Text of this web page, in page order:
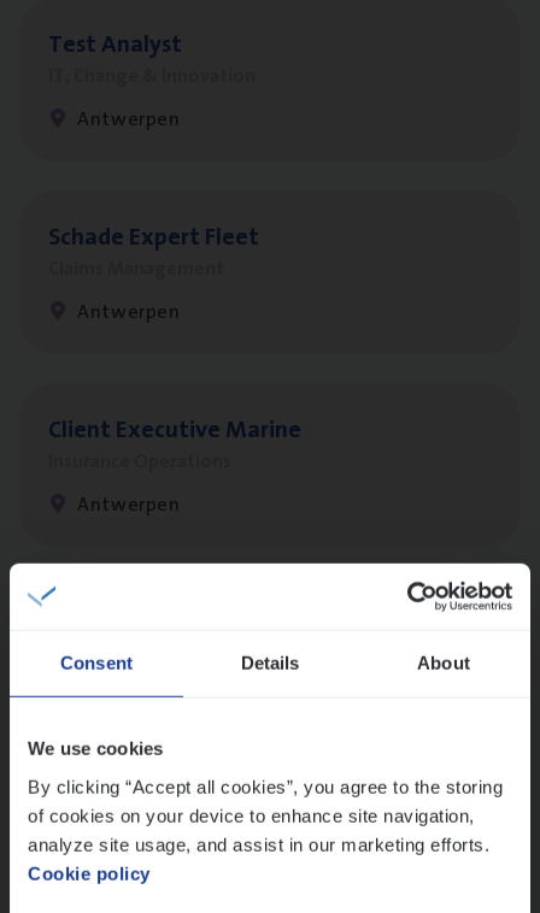
Consent Details About
We use cookies
By clicking “Accept all cookies”, you agree to the storing
of cookies on your device to enhance site navigation,
analyze site usage, and assist in our marketing efforts.
Cookie policy
Test Ana­lyst
Antwerpen
Scha­de Expert Fleet
Antwerpen
Client Exe­cu­ti­ve Marine
Antwerpen
Dos­sier­be­heer­der Pro­per­ty verzekeringen
Insurance Operations
Antwerpen en Hasselt
Dos­sier­be­heer­der Onder­ne­min­gen Van­b­
re­da Huys­mans — Mechelen
Insurance Operations